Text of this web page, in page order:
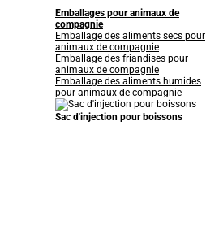
Emballages pour animaux de
compagnie
Emballage des aliments secs pour
animaux de compagnie
Emballage des friandises pour
animaux de compagnie
Emballage des aliments humides
pour animaux de compagnie
Sac d'injection pour boissons